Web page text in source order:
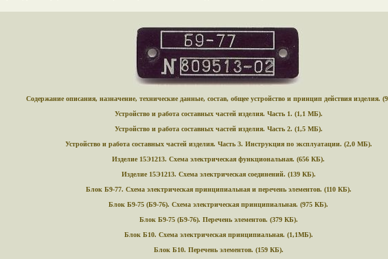
Содержание описания, назначение, технические данные, состав, общее устройство и принцип действия изделия.
Устройство и работа составных частей изделия. Часть 1. (1,1 МБ).
Устройство и работа составных частей изделия. Часть 2. (1,5 МБ).
Устройство и работа составных частей изделия. Часть 3. Инструкция по эксплуатации. (2,0 МБ).
Изделие 15Э1213. Схема электрическая функциональная. (656 КБ).
Изделие 15Э1213. Схема электрическая соединений. (139 КБ).
Блок Б9-77. Схема электрическая принципиальная и перечень элементов. (110 КБ).
Блок Б9-75 (Б9-76). Схема электрическая принципиальная. (975 КБ).
Блок Б9-75 (Б9-76). Перечень элементов. (379 КБ).
Блок Б10. Схема электрическая принципиальная. (1,1МБ).
Блок Б10. Перечень элементов. (159 КБ).